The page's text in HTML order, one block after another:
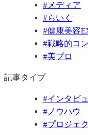
#メディア
#らいく
#健康美容
#戦略的コ
#美プロ
記事タイプ
#インタビ
# ノウハウ
#プロジェ